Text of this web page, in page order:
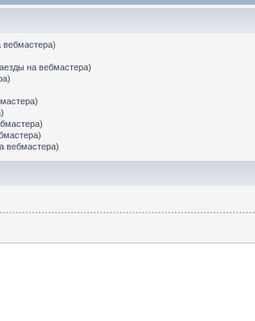
вебмастера)
на вебмастера)
)
)
)
)
)
вебмастера)